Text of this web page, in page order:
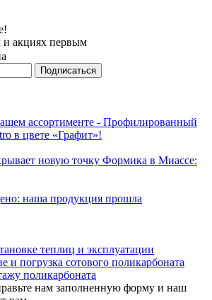
и акциях первым
ассортименте - Профилированный
в цвете «Графит»!
новую точку Формика в Миассе:
наша продукция прошла
теплиц и эксплуатации
и погрузка сотового поликарбоната
поликарбоната
нам заполненную форму и наш